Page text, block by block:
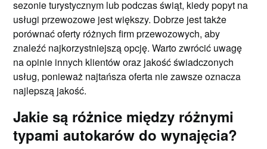
sezonie turystycznym lub podczas świąt, kiedy popyt na
usługi przewozowe jest większy. Dobrze jest także
porównać oferty różnych firm przewozowych, aby
znaleźć najkorzystniejszą opcję. Warto zwrócić uwagę
na opinie innych klientów oraz jakość świadczonych
usług, ponieważ najtańsza oferta nie zawsze oznacza
najlepszą jakość.
Jakie są różnice między różnymi
typami autokarów do wynajęcia?